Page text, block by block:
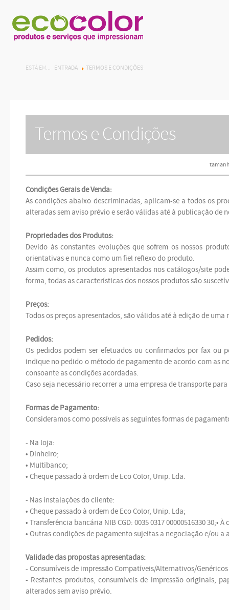
ESTÁ EM... ENTRADA TERMOS E CONDIÇÕES
Termos e Condições
Condições Gerais de Venda:
As condições abaixo descriminadas, aplicam-se a todos os
alteradas sem aviso prévio e serão válidas até à publicação de
Propriedades dos Produtos:
Devido às constantes evoluções que sofrem os nossos
orientativas e nunca como um fiel reflexo do produto.
Assim como, os produtos apresentados nos catálogos/site
forma, todas as características dos nossos produtos são
Preços:
Todos os preços apresentados, são válidos até à edição de
Pedidos:
Os pedidos podem ser efetuados ou confirmados por fax ou
indique no pedido o método de pagamento de acordo com as
consoante as condições acordadas.
Caso seja necessário recorrer a uma empresa de transporte
Formas de Pagamento:
Consideramos como possíveis as seguintes formas de
- Na loja:
• Dinheiro;
• Multibanco;
• Cheque passado à ordem de Eco Color, Unip. Lda.
- Nas instalações do cliente:
• Cheque passado à ordem de Eco Color, Unip. Lda;
• Transferência bancária NIB CGD: 0035 0317 00000516330 30;•
• Outras condições de pagamento sujeitas a negociação e/ou a
Validade das propostas apresentadas:
- Consumíveis de impressão Compatíveis/Alternativos/Genéricos
- Restantes produtos, consumíveis de impressão originais,
alterados sem aviso prévio.